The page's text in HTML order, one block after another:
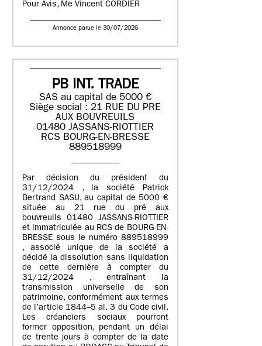
Pour Avis, Me Vincent CORDIER
Annonce parue le 30/07/2026
PB INT. TRADE
SAS au capital de 5000 €
Siège social : 21 RUE DU PRE
AUX BOUVREUILS
01480 JASSANS-RIOTTIER
RCS BOURG-EN-BRESSE
889518999
Par décision du président du
31/12/2024 , la société Patrick
Bertrand SASU, au capital de 5000 €
située au 21 rue du pré aux
bouvreuils 01480 JASSANS-RIOTTIER
et immatriculée au RCS de BOURG-EN-
BRESSE sous le numéro 889518999
, associé unique de la société a
décidé la dissolution sans liquidation
de cette dernière à compter du
31/12/2024 , entraînant la
transmission universelle de son
patrimoine, conformément aux termes
de l’article 1844–5 al. 3 du Code civil.
Les créanciers sociaux pourront
former opposition, pendant un délai
de trente jours à compter de la date